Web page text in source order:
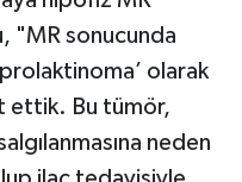
"MR sonucunda
olarak
ettik. Bu tümör,
neden